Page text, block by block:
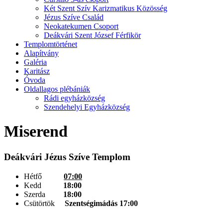
Két Szent Szív Karizmatikus Közösség
Jézus Szíve Család
Neokatekumen Csoport
Deákvári Szent József Férfikör
Templomtörténet
Alapítvány
Galéria
Karitász
Óvoda
Oldallagos plébániák
Rádi egyházközség
Szendehelyi Egyházközség
Miserend
Deákvári Jézus Szíve Templom
Hétfő
07:00
Kedd 18:00
Szerda 18:00
Csütörtök Szentségimádás 17:00